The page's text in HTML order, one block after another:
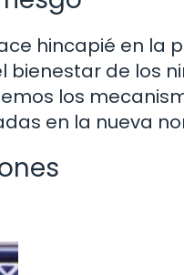
hincapié en la
de los
los
en la nueva